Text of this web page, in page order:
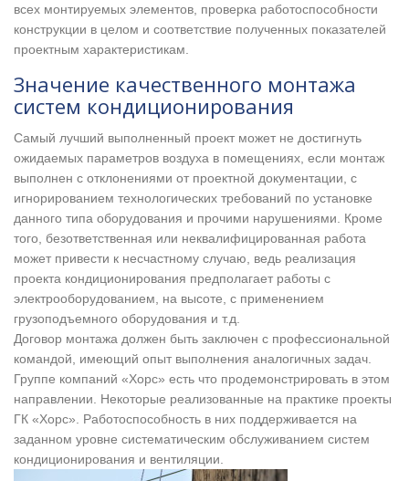
всех монтируемых элементов, проверка работоспособности
конструкции в целом и соответствие полученных показателей
проектным характеристикам.
Значение качественного монтажа
систем кондиционирования
Самый лучший выполненный проект может не достигнуть
ожидаемых параметров воздуха в помещениях, если монтаж
выполнен с отклонениями от проектной документации, с
игнорированием технологических требований по установке
данного типа оборудования и прочими нарушениями. Кроме
того, безответственная или неквалифицированная работа
может привести к несчастному случаю, ведь реализация
проекта кондиционирования предполагает работы с
электрооборудованием, на высоте, с применением
грузоподъемного оборудования и т.д.
Договор монтажа должен быть заключен с профессиональной
командой, имеющий опыт выполнения аналогичных задач.
Группе компаний «Хорс» есть что продемонстрировать в этом
направлении. Некоторые реализованные на практике проекты
ГК «Хорс». Работоспособность в них поддерживается на
заданном уровне систематическим обслуживанием систем
кондиционирования и вентиляции.